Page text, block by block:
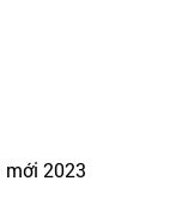
2023